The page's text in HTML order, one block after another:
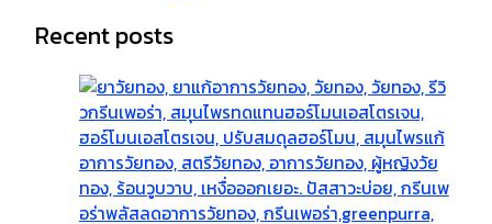
Recent posts